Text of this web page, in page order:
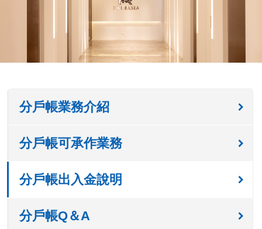
分戶帳業務介紹
分戶帳可承作業務
分戶帳出入金說明
分戶帳Q＆A